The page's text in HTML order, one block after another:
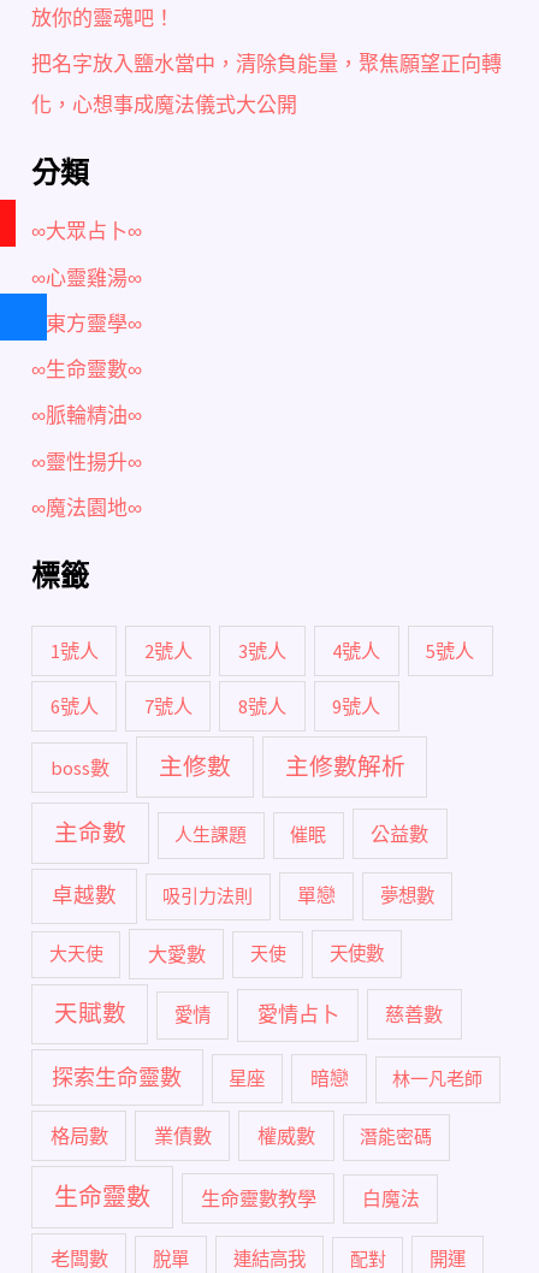
放你的靈魂吧！
把名字放入鹽水當中，清除負能量，聚焦願望正向轉
化，心想事成魔法儀式大公開
分類
∞大眾占卜∞
∞心靈雞湯∞
∞東方靈學∞
∞生命靈數∞
∞脈輪精油∞
∞靈性揚升∞
∞魔法園地∞
標籤
1號人 2號人 3號人 4號人 5號人
6號人 7號人 8號人 9號人
boss數 主修數 主修數解析
主命數 人生課題 催眠 公益數
卓越數 吸引力法則 單戀 夢想數
大天使 大愛數 天使 天使數
天賦數 愛情 愛情占卜 慈善數
探索生命靈數 星座 暗戀 林一凡老師
格局數 業債數 權威數 潛能密碼
生命靈數 生命靈數教學 白魔法
老闆數 脫單 連結高我 配對 開運